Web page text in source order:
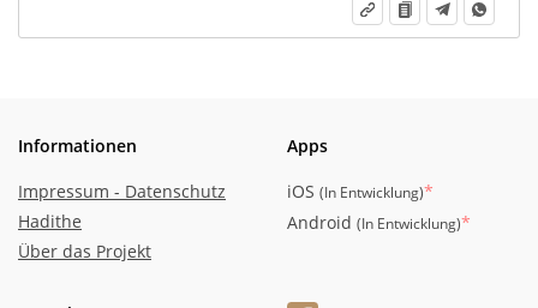
Informationen
Impressum - Datenschutz
Hadithe
Über das Projekt
Apps
iOS (In Entwicklung)*
Android (In Entwicklung)*